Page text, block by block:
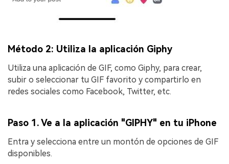
Método 2: Utiliza la aplicación Giphy
Utiliza una aplicación de GIF, como Giphy, para crear,
subir o seleccionar tu GIF favorito y compartirlo en
redes sociales como Facebook, Twitter, etc.
Paso 1. Ve a la aplicación "GIPHY" en tu iPhone
Entra y selecciona entre un montón de opciones de GIF
disponibles.